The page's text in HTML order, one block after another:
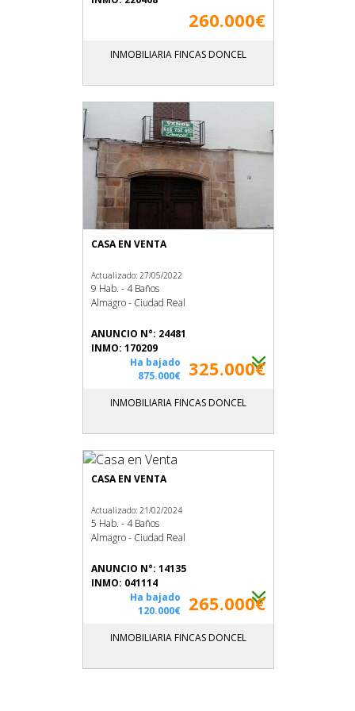
260.000€
INMOBILIARIA FINCAS DONCEL
CASA EN VENTA
Actualizado: 27/05/2022
9 Hab. - 4 Baños
Almagro - Ciudad Real
ANUNCIO N°: 24481
INMO: 170209
325.000€
Ha bajado
875.000€
INMOBILIARIA FINCAS DONCEL
CASA EN VENTA
Actualizado: 21/02/2024
5 Hab. - 4 Baños
Almagro - Ciudad Real
ANUNCIO N°: 14135
INMO: 041114
265.000€
Ha bajado
120.000€
INMOBILIARIA FINCAS DONCEL